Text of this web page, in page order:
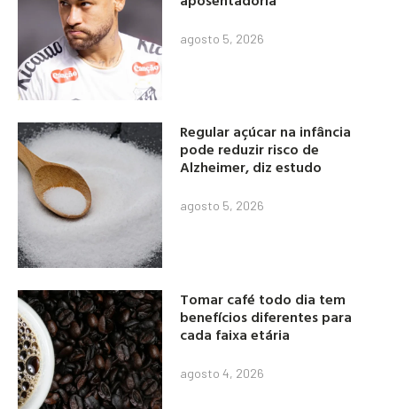
agosto 5, 2026
Regular açúcar na infância
pode reduzir risco de
Alzheimer, diz estudo
agosto 5, 2026
Tomar café todo dia tem
benefícios diferentes para
cada faixa etária
agosto 4, 2026